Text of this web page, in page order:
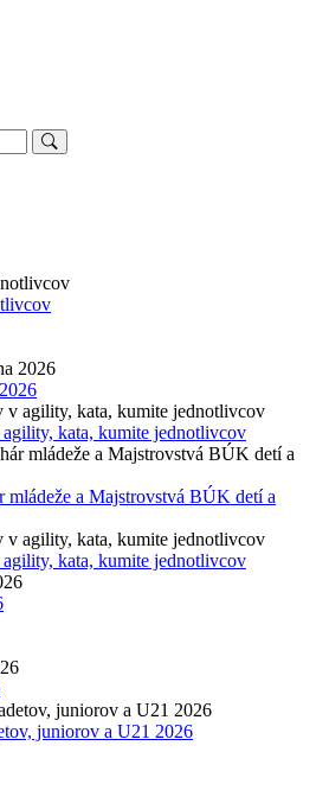
kata, kumite jednotlivcov
mládeže a Majstrovstvá BÚK detí a
kata, kumite jednotlivcov
juniorov a U21 2026